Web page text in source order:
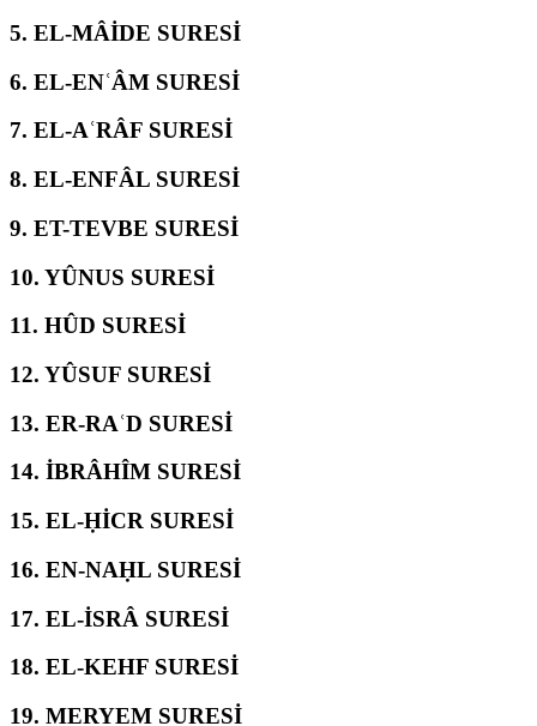
5. EL-MÂİDE SURESİ
6. EL-ENʿÂM SURESİ
7. EL-AʿRÂF SURESİ
8. EL-ENFÂL SURESİ
9. ET-TEVBE SURESİ
10. YÛNUS SURESİ
11. HÛD SURESİ
12. YÛSUF SURESİ
13. ER-RAʿD SURESİ
14. İBRÂHÎM SURESİ
15. EL-ḤİCR SURESİ
16. EN-NAḤL SURESİ
17. EL-İSRÂ SURESİ
18. EL-KEHF SURESİ
19. MERYEM SURESİ